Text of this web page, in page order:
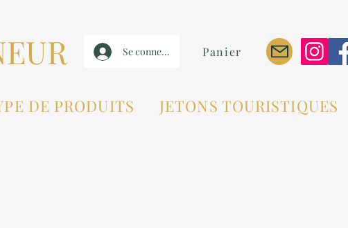
Se connecter Panier
DE PRODUITS JETONS TOURISTIQUES